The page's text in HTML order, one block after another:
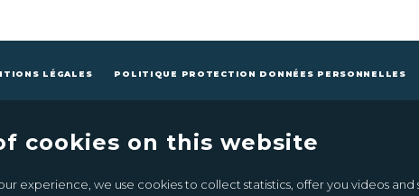
LÉGALES POLITIQUE PROTECTION DONNÉES PERSONNELLES
NOUS FAIRE UN DON
cookies on this website
we use cookies to collect statistics, offer you videos and